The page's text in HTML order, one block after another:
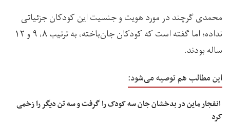
محمدی گرچند در مورد هویت و جنسیت این کودکان جزئیاتی
نداده؛ اما گفته است که کودکان جان‌باخته، به ترتیب ۸، ۹ و ۱۲
ساله بودند.
این مطالب هم توصیه می‌شود:
انفجار ماین در بدخشان جان سه کودک را گرفت و سه تن دیگر را زخمی
کرد